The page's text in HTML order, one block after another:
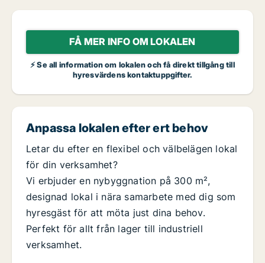
FÅ MER INFO OM LOKALEN
⚡ Se all information om lokalen och få direkt tillgång till
hyresvärdens kontaktuppgifter.
Anpassa lokalen efter ert behov
Letar du efter en flexibel och välbelägen lokal
för din verksamhet?
Vi erbjuder en nybyggnation på 300 m²,
designad lokal i nära samarbete med dig som
hyresgäst för att möta just dina behov.
Perfekt för allt från lager till industriell
verksamhet.